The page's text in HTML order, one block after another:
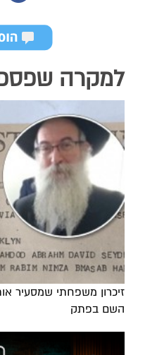
למקרה
זיכרון משפחתי שמסעיר
השם בפתק